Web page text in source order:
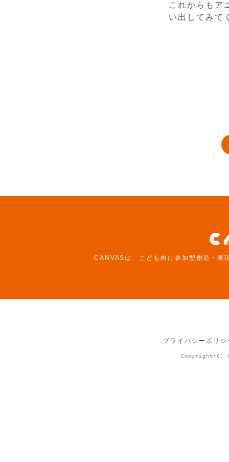
これからもア
い出してみて
CANVASは、こども向け参加型創造・表
プライバシーポリ
Copyright(C)